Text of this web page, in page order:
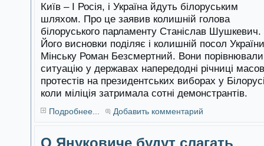
Київ – І Росія, і Україна йдуть білоруським
шляхом. Про це заявив колишній голова
білоруського парламенту Станіслав Шушкевич.
Його висновки поділяє і колишній посол
Мінську Роман Безсмертний. Вони порівнювали
ситуацію у державах напередодні річниці
протестів на президентських виборах у
коли міліція затримала сотні демонстрантів.
Подробнее... Добавить комментарий
О Януковиче будут слагать